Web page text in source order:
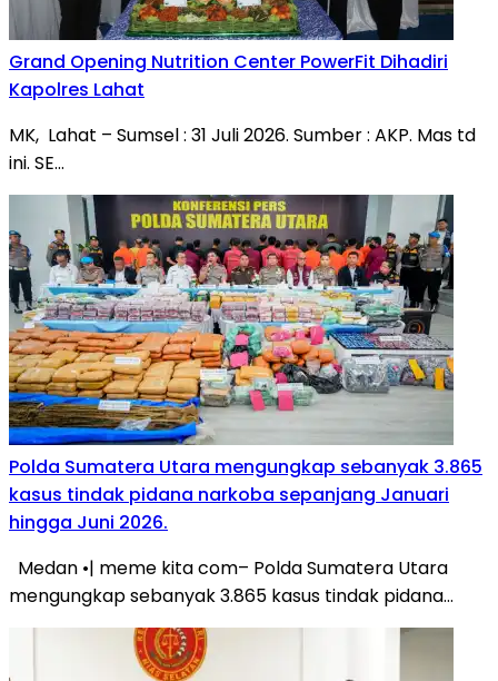
Grand Opening Nutrition Center PowerFit Dihadiri
Kapolres Lahat
MK, Lahat – Sumsel : 31 Juli 2026. Sumber : AKP. Mas td
ini. SE…
Polda Sumatera Utara mengungkap sebanyak 3.865
kasus tindak pidana narkoba sepanjang Januari
hingga Juni 2026.
Medan •| meme kita com– Polda Sumatera Utara
mengungkap sebanyak 3.865 kasus tindak pidana…